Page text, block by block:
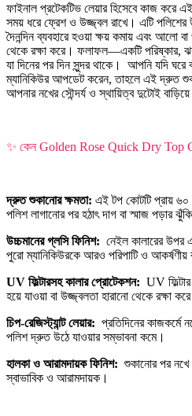
ফাইনাল প্রটেকটিভ লেয়ার হিসেবে কাজ করে
সময় ধরে ফ্রেশ ও উজ্জ্বল রাখে। এটি পলিশের
দৈনন্দিন ব্যবহারে হওয়া ক্ষয় কমায় এবং আলো
থেকে রক্ষা করে। ফলাফল—একটি পরিষ্কার,
যা দিনের পর দিন সুন্দর থাকে। আপনি যদি ঘরে
ম্যানিকিউর আপডেট করেন, তাহলে এই দ্রুত
আপনার নখের সৌন্দর্য ও স্থায়িত্ব দুটোই বাড়িয়ে
✨ কেন Golden Rose Quick Dry Top
দ্রুত শুকানোর ক্ষমতা: এই টপ কোটটি প্রায় ৬০
পলিশ লাগানোর পর হঠাৎ দাগ বা স্মাজ পড়ার
উচ্চমানের গ্লসি ফিনিশ: নেইল কালারের উপর
পুরো ম্যানিকিউরকে আরও পরিপাটি ও
UV ফিল্টারসহ কালার প্রোটেকশন: UV
হয়ে যাওয়া বা উজ্জ্বলতা হারানো থেকে রক্ষা
চিপ-রেজিস্ট্যান্ট লেয়ার: প্রতিদিনের কাজকর্মে
পলিশ দ্রুত উঠে যাওয়ার সম্ভাবনা কমে।
হালকা ও আরামদায়ক ফিনিশ: শুকানোর পর নখে
স্বাভাবিক ও আরামদায়ক।